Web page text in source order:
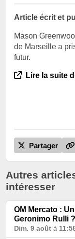
Article écrit et
Mason
de Marseille a
futur.
Lire la suite
Partager
Autres
intéresser
OM Mercato :
Geronimo Rulli ?
Dim. 9 août à